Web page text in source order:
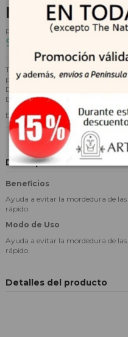
MIA
Referencia 187538
9,86 €
Tratamiento antimordedura.
principales que disuaden
Denatonium Benzoate, que
Extracto de ajo, antiséptico y sin
Envase 11 ml.
Descripción
Beneficios
Ayuda a evitar la mordedura de
rápido.
Modo de Uso
Ayuda a evitar la mordedura de
rápido.
Detalles del producto